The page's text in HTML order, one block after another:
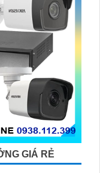
GIÁ RẺ